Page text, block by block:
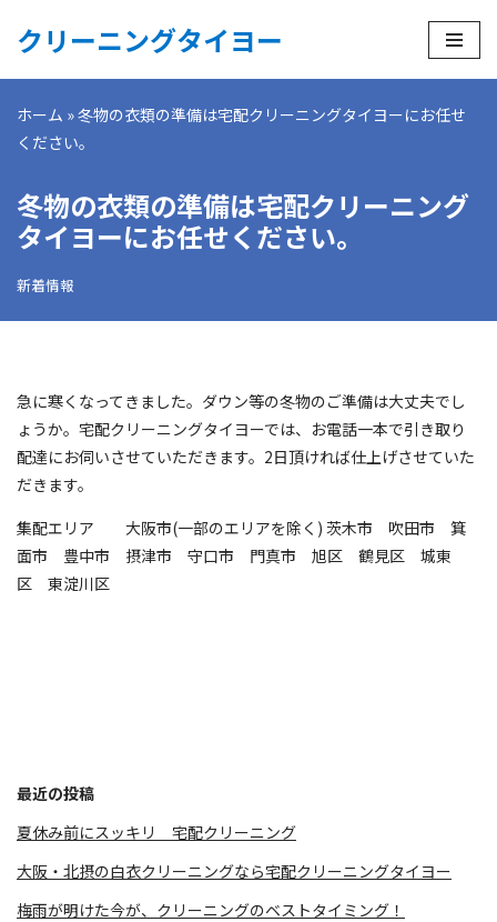
コ
テ
ン
へ
ス
キ
ッ
クリーニングタイヨー
ホーム »冬物の衣類の準備は宅配クリーニングタイヨーにお任せ
ください。
冬物の衣類の準備は宅配クリーニング
タイヨーにお任せください。
新着情報
急に寒くなってきました。ダウン等の冬物のご準備は大丈夫でし
ょうか。宅配クリーニングタイヨーでは、お電話一本で引き取り
配達にお伺いさせていただきます。2日頂ければ仕上げさせていた
だきます。
集配エリア 大阪市(一部のエリアを除く) 茨木市 吹田市 箕
面市 豊中市 摂津市 守口市 門真市 旭区 鶴見区 城東
区 東淀川区
最近の投稿
夏休み前にスッキリ 宅配クリーニング
大阪・北摂の白衣クリーニングなら宅配クリーニングタイヨー
梅雨が明けた今が、クリーニングのベストタイミング！